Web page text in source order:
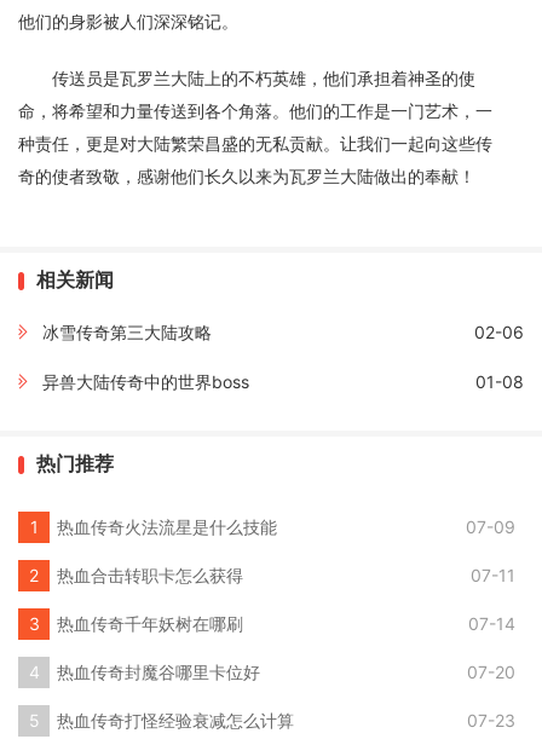
他们的身影被人们深深铭记。
传送员是瓦罗兰大陆上的不朽英雄，他们承担着神圣的使
命，将希望和力量传送到各个角落。他们的工作是一门艺术，一
种责任，更是对大陆繁荣昌盛的无私贡献。让我们一起向这些传
奇的使者致敬，感谢他们长久以来为瓦罗兰大陆做出的奉献！
相关新闻
冰雪传奇第三大陆攻略 02-06
异兽大陆传奇中的世界boss 01-08
热门推荐
热血传奇火法流星是什么技能 07-09
热血合击转职卡怎么获得 07-11
热血传奇千年妖树在哪刷 07-14
热血传奇封魔谷哪里卡位好 07-20
热血传奇打怪经验衰减怎么计算 07-23